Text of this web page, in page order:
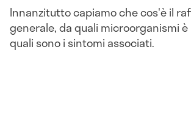
vediamo perché viene il
come prevenirlo e trattarlo.